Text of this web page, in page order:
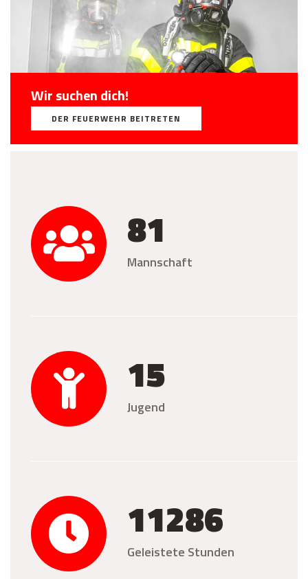
Wir suchen dich!
DER FEUERWEHR BEITRETEN
81
Mannschaft
15
Jugend
11286
Geleistete Stunden